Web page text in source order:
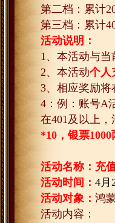
第二档：累计
第三档：累计
活动说明：
1、本活动与
2、本活动个人
3、相应奖励
4 ：例：账号A
在401及以上，
*10 ，银票1000
活动名称：充
活动时间： 4月
活动对象： 鸿
活动内容：